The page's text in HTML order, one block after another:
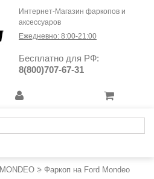
Интернет-Магазин фаркопов и
аксессуаров
Ежедневно: 8:00-21:00
Бесплатно для РФ:
8(800)707-67-31
MONDEO > Фаркоп на Ford Mondeo